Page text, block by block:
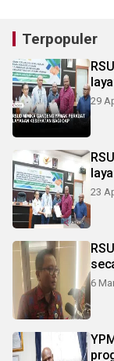
Terpopuler
29
23
6